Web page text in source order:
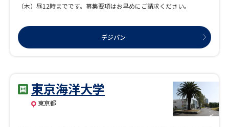
志望校・出願校を調べる
先輩が入学を決めた理由 テレメール全国一斉進学調査
新生活お役立ちガイド
（木）昼12時までです。募集要項はお早めにご請求ください。
デジパン
東京海洋大学
東京都